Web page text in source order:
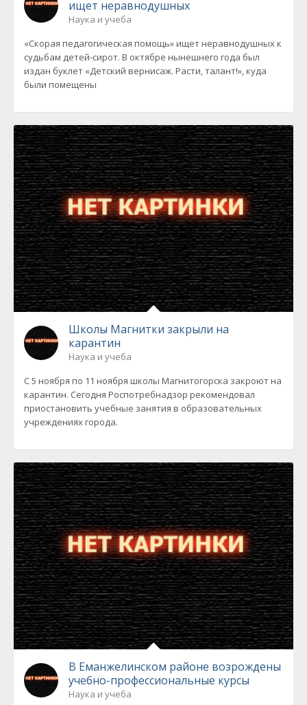
ищет неравнодушных
Наука и учеба
«Скорая педагогическая помощь» ищет неравнодушных к
судьбам детей-сирот. В октябре нынешнего года был
издан буклет «Детский вернисаж. Расти, талант!», куда
были помещены
Школы Магнитки закрыли на
карантин
Наука и учеба
С 5 ноября по 11 ноября школы Магнитогорска закроют на
карантин. Сегодня Роспотребнадзор рекомендовал
приостановить учебные занятия в образовательных
учреждениях города.
В Еманжелинском районе возрождены
учебно-профессиональные курсы
Наука и учеба